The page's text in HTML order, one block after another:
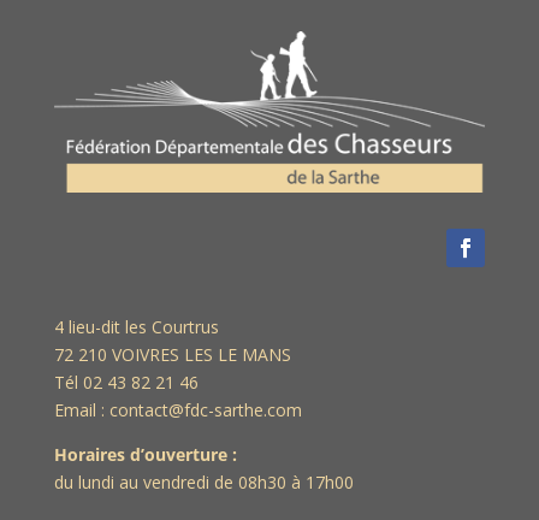
4 lieu-dit les Courtrus
72 210 VOIVRES LES LE MANS
Tél 02 43 82 21 46
Email : contact@fdc-sarthe.com
Horaires d’ouverture :
du lundi au vendredi de 08h30 à 17h00